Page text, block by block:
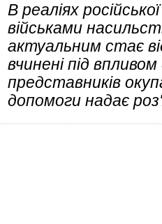
В реаліях
військами
актуальним стає
вчинені під
представників
допомоги надає